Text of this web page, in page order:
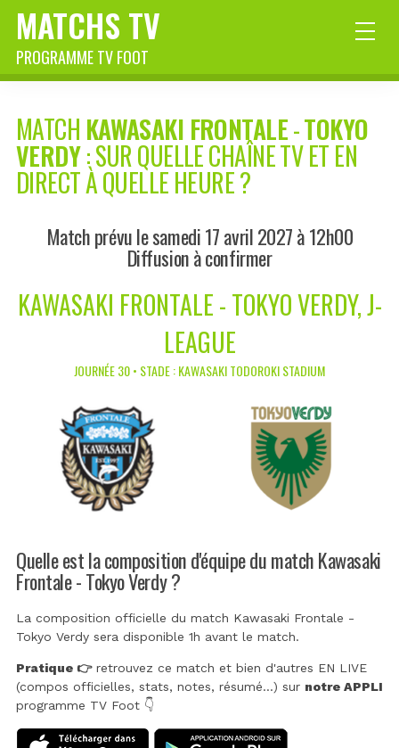
MATCHS TV
PROGRAMME TV FOOT
MATCH KAWASAKI FRONTALE-TOKYO
VERDY: SUR QUELLE CHAÎNE TV ET EN
DIRECT À QUELLE HEURE ?
Match prévu le samedi 17 avril 2027 à 12h00
Diffusion à confirmer
KAWASAKI FRONTALE - TOKYO VERDY, J-
LEAGUE
JOURNÉE 30 • STADE : KAWASAKI TODOROKI STADIUM
Quelle est la composition d'équipe du match Kawasaki
Frontale - Tokyo Verdy ?
La composition officielle du match Kawasaki Frontale -
Tokyo Verdy sera disponible 1h avant le match.
Pratique 👉retrouvez ce match et bien d'autres EN LIVE
(compos officielles, stats, notes, résumé...) sur notre APPLI
programme TV Foot 👇